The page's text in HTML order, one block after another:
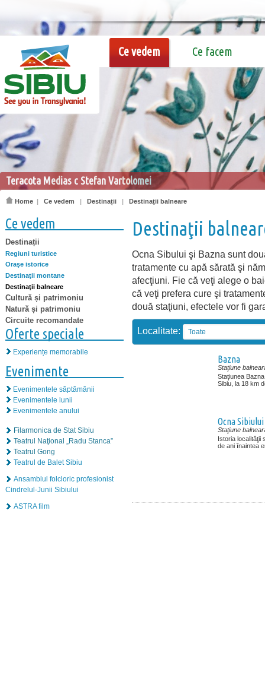
Ce vedem Ce facem
Teracota Medias c Stefan Vartolomei
Home | Ce vedem | Destinații | Destinaţii balneare
Ce vedem
Destinații
Regiuni turistice
Oraşe istorice
Destinaţii montane
Destinaţii balneare
Cultură și patrimoniu
Natură și patrimoniu
Circuite recomandate
Oferte speciale
Experiențe memorabile
Evenimente
Evenimentele săptămânii
Evenimentele lunii
Evenimentele anului
Filarmonica de Stat Sibiu
Teatrul Naţional „Radu Stanca”
Teatrul Gong
Teatrul de Balet Sibiu
Ansamblul folcloric profesionist
Cindrelul-Junii Sibiului
ASTRA film
Destinaţii
Ocna Sibului şi Bazna sunt
tratamente cu apă sărată şi
afecţiuni. Fie că veţi alege o
că veţi prefera cure şi
două staţiuni, efectele vor fi
Localitate: Toate
Bazna
Staţiune
Staţiunea
Sibiu, la 18 km
Ocna Sibiului
Staţiune
Istoria localităţii
de ani înaintea